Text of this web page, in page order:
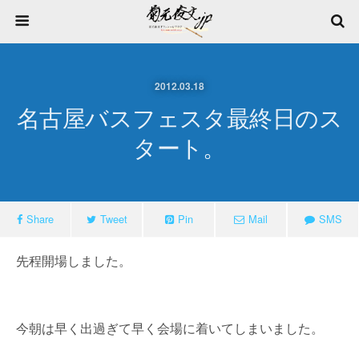
2012.03.18
名古屋バスフェスタ最終日のス
タート。
Share Tweet Pin Mail SMS
先程開場しました。
今朝は早く出過ぎて早く会場に着いてしまいました。